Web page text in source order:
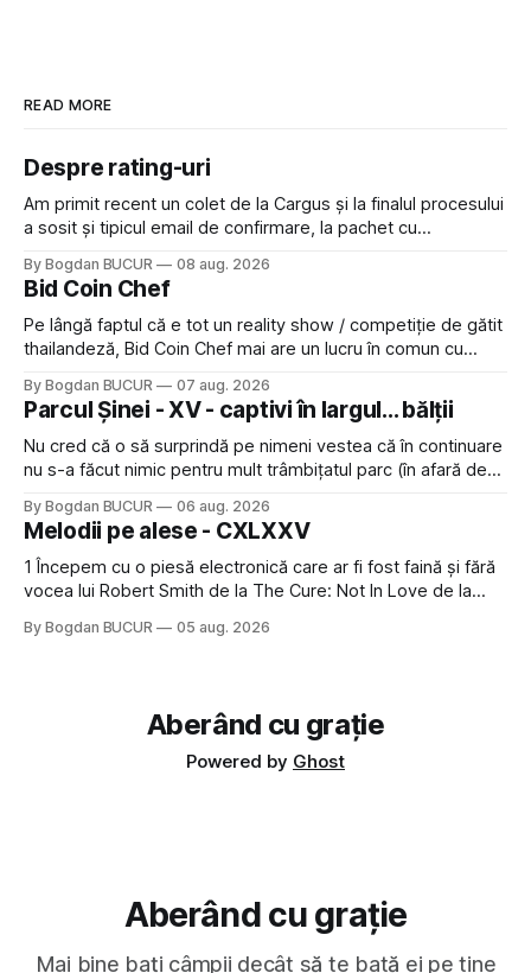
READ MORE
Despre rating-uri
Am primit recent un colet de la Cargus și la finalul procesului
a sosit și tipicul email de confirmare, la pachet cu
feedback-ului și eram în toate bune, de data asta am dat
click să le las un rating. Un 5
By Bogdan BUCUR 08 aug. 2026
Bid Coin Chef
Pe lângă faptul că e tot un reality show / competiție de gătit
thailandeză, Bid Coin Chef mai are un lucru în comun cu
lăsat rece la prima vedere, după care m-a făcut să mă
îndrăgostesc de el. Nu mi-a plăcut faptul
By Bogdan BUCUR 07 aug. 2026
Parcul Șinei - XV - captivi în largul... bălții
Nu cred că o să surprindă pe nimeni vestea că în continuare
nu s-a făcut nimic pentru mult trâmbițatul parc (în afară de
timp pui și latră prin gard la lumea care trece prin zonă). Am
avut, în schimb, o belea
By Bogdan BUCUR 06 aug. 2026
Melodii pe alese - CXLXXV
1 Începem cu o piesă electronică care ar fi fost faină și fără
vocea lui Robert Smith de la The Cure: Not In Love de la
a dovedit că jumătatea masculină a acelui duo era cam
By Bogdan BUCUR 05 aug. 2026
Aberând cu grație
Powered by Ghost
Aberând cu grație
Mai bine bați câmpii decât să te bată ei pe tine